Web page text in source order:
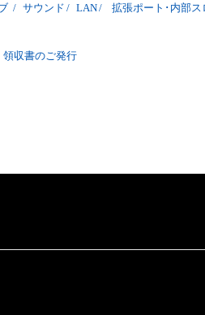
/ サウンド / LAN/ 拡張ポート･内部ス
領収書のご発行